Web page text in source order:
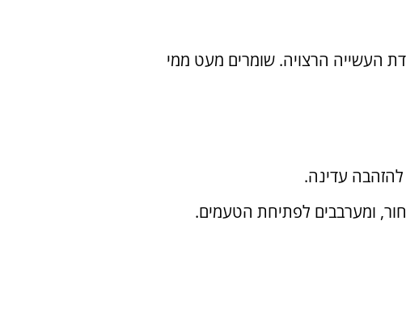
במשך כ-2 דקות, או עד למידת העשייה הרצויה. שומרים מעט ממי